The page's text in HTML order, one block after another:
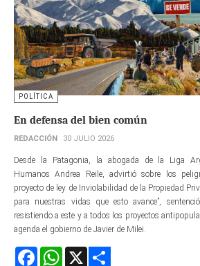
POLÍTICA
En defensa del bien común
REDACCIÓN 30 JULIO 2026
Desde la Patagonia, la abogada de la Liga
Humanos Andrea Reile, advirtió sobre los
proyecto de ley de Inviolabilidad de la Propiedad
para nuestras vidas que esto avance”,
resistiendo a este y a todos los proyectos
agenda el gobierno de Javier de Milei.
FacebookWhatsApp